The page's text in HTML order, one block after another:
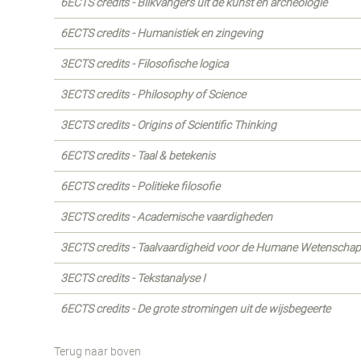
6ECTS credits - Humanistiek en zingeving
3ECTS credits - Filosofische logica
3ECTS credits - Philosophy of Science
3ECTS credits - Origins of Scientific Thinking
6ECTS credits - Taal & betekenis
6ECTS credits - Politieke filosofie
3ECTS credits - Academische vaardigheden
3ECTS credits - Taalvaardigheid voor de Humane
3ECTS credits - Tekstanalyse I
6ECTS credits - De grote stromingen uit de wijsbegeerte
Terug naar boven